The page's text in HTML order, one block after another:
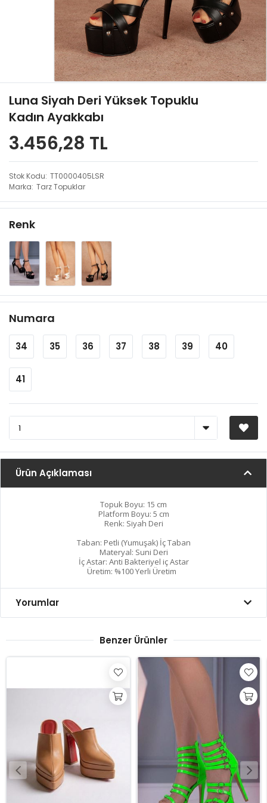
Luna Siyah Deri Yüksek Topuklu
Kadın Ayakkabı
3.456,28 TL
Stok Kodu TT0000405LSR
Marka Tarz Topuklar
Renk
Numara
34 35 36 37 38 39 40
41
Ürün Açıklaması
Topuk Boyu: 15 cm
Platform Boyu: 5 cm
Renk: Siyah Deri
Taban: Petli (Yumuşak) İç Taban
Materyal: Suni Deri
İç Astar: Anti Bakteriyel iç Astar
Üretim: %100 Yerli Üretim
Yorumlar
Benzer Ürünler